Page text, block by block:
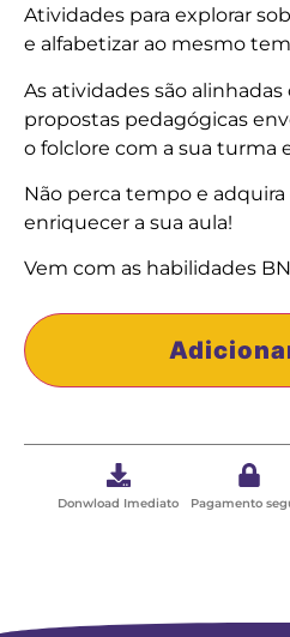
Atividades para explorar
e alfabetizar ao mesmo
As atividades são alinhadas
propostas pedagógicas
o folclore com a sua turma
Não perca tempo e adquira
enriquecer a sua aula!
Vem com as habilidades
Donwload Imediato Pagamento